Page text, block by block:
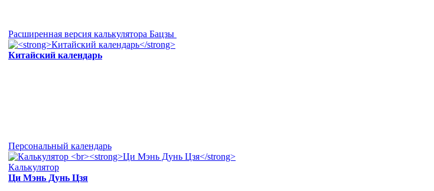
Расширенная версия калькулятора Бацзы
Китайский календарь
Персональный календарь
Калькулятор
Ци Мэнь Дунь Цзя